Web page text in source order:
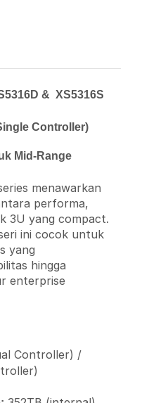
& XS5316S
Controller)
Mid-Range
menawarkan
performa,
3U yang compact.
ini cocok untuk
yang
hingga
enterprise
Controller) /